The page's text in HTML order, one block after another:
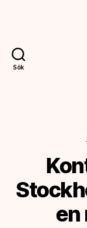
Sök
en